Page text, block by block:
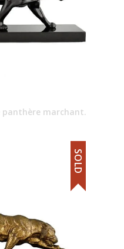
panthère marchant.
SOLD